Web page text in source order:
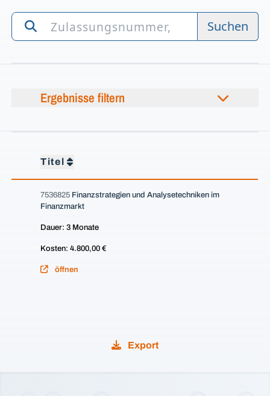
Suchen
Ergebnisse filtern
Titel
7536825 Finanzstrategien und Analysetechniken im
Finanzmarkt
Dauer: 3 Monate
Kosten: 4.800,00 €
öffnen
Export